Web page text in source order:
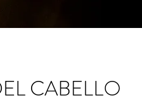
CABELLO